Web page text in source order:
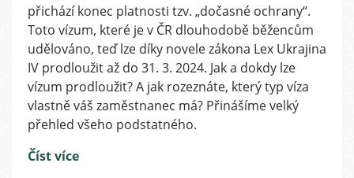
Dočasná
ochrana,
vízum
strpění
a
jejich
prodloužení
–
přichází konec platnosti tzv. „dočasné ochrany“.
Toto vízum, které je v ČR dlouhodobě běžencům
udělováno, teď lze díky novele zákona Lex Ukrajina
IV prodloužit až do 31. 3. 2024. Jak a dokdy lze
vízum prodloužit? A jak rozeznáte, který typ víza
vlastně váš zaměstnanec má? Přinášíme velký
přehled všeho podstatného.
Číst více